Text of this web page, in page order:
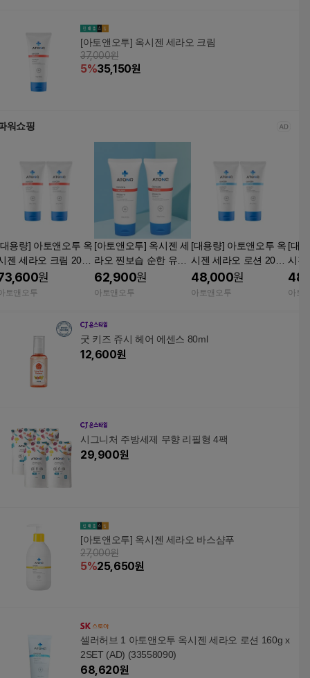
[아토앤오투] 옥시젠 세라오 크림
37,000원
5%35,150원
워쇼핑
용량] 아토앤오투 옥
젠 세라오 크림 200g
개 세트 원
토앤오투
[아토앤오투] 옥시젠 세
라오 찐보습 순한 유아
크림 160g 2개세트
62,900원
아토앤오투
[대용량] 아토앤오투 옥
시젠 세라오 로션 200g
2개 세트
48,000원
아토앤오투
[대
시젠
0g 2
아토
굿 키즈 쥬시 헤어 에센스 80ml
12,600원
시그니처 주방세제 무향 리필형 4팩
29,900원
[아토앤오투] 옥시젠 세라오 바스샴푸
27,000원
5%25,650원
셀러허브 1 아토앤오투 옥시젠 세라오 로션 160g x
2SET (AD) (33558090)
68,620원